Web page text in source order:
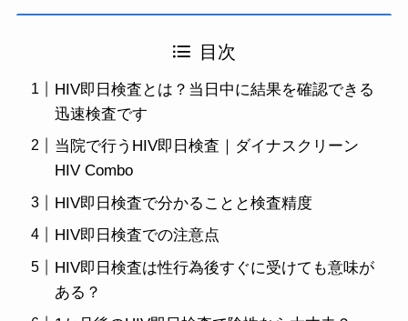
目次
HIV即日検査とは？当日中に結果を確認できる
迅速検査です
当院で行うHIV即日検査｜ダイナスクリーン
HIV Combo
HIV即日検査で分かることと検査精度
HIV即日検査での注意点
HIV即日検査は性行為後すぐに受けても意味が
ある？